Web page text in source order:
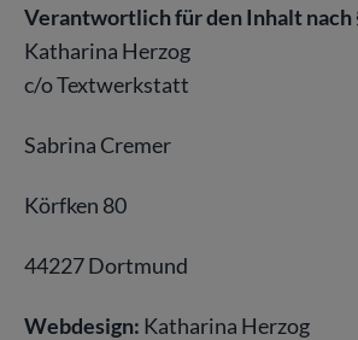
Verantwortlich für den Inhalt nach
Katharina Herzog
c/o Textwerkstatt
Sabrina Cremer
Körfken 80
44227 Dortmund
Webdesign: Katharina Herzog